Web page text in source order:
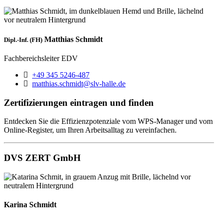
Dipl.-Inf. (FH) Matthias Schmidt
Fachbereichsleiter EDV
Telefon:
+49 345 5246-487
E-Mail:
matthias.schmidt@slv-halle.de
Zertifizierungen eintragen und finden
Entdecken Sie die Effizienzpotenziale vom WPS-Manager und vom
Online-Register, um Ihren Arbeitsalltag zu vereinfachen.
DVS ZERT GmbH
Karina Schmidt